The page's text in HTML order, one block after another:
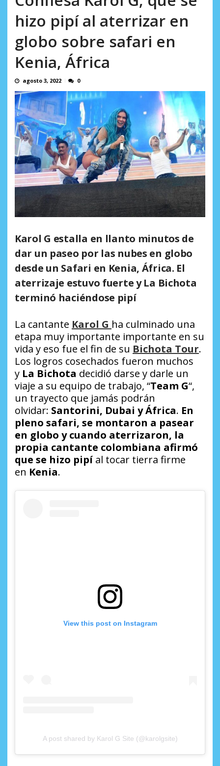
hizo pipí al aterrizar en
globo sobre safari en
Kenia, África
agosto 3, 2022 0
Karol G estalla en llanto minutos de
dar un paseo por las nubes en globo
desde un Safari en Kenia, África. El
aterrizaje estuvo fuerte y La Bichota
terminó haciéndose pipí
La cantante Karol G ha culminado una
etapa muy importante importante en su
vida y eso fue el fin de su Bichota Tour.
Los logros cosechados fueron muchos
y La Bichota decidió darse y darle un
viaje a su equipo de trabajo, “Team G“,
un trayecto que jamás podrán
olvidar: Santorini, Dubai y África. En
pleno safari, se montaron a pasear
en globo y cuando aterrizaron, la
propia cantante colombiana afirmó
que se hizo pipíal tocar tierra firme
en Kenia.
View this post on Instagram
A post shared by Karol G Site (@karolgsite)